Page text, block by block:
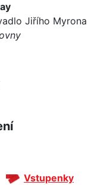
Jiřího Myrona
Vstupenky